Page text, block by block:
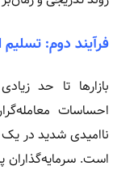
فرآیند دوم:
بازارها تا حد
احساسات
ناامیدی شدید در یک
است. سرمایه‌گذاران